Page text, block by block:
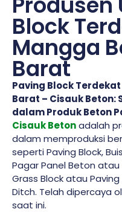
Block
Mangga
Barat
Paving Block
Barat – Cisauk
dalam Produk Beton
Cisauk Betonadalah
dalam memproduksi
seperti Paving Block,
Pagar Panel Beton
Grass Block atau
Ditch. Telah dipercaya
saat ini.